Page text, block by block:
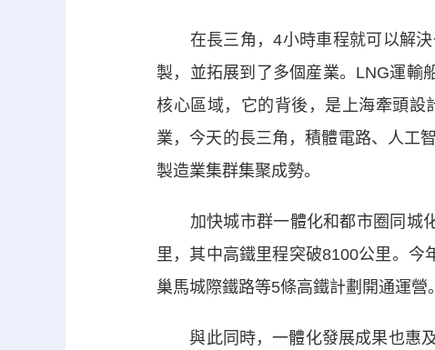
在長三角，4小時車程就可以解決
製，並拓展到了多個産業。LNG運輸
核心區域，它的背後，是上海牽頭
業，今天的長三角，積體電路、人工
製造業集群集聚成勢。
加快城市群一體化和都市圈同城化
里，其中高鐵里程突破8100公里。今
巢馬城際鐵路等5條高鐵計劃開通運營
與此同時，一體化發展成果也惠及